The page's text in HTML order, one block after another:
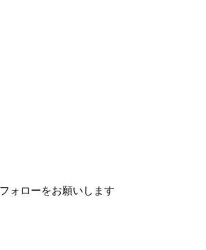
ォローをお願いします